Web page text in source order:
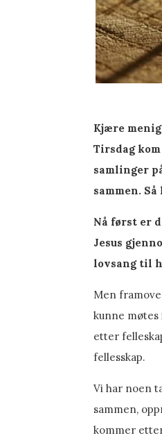
Kjære
Tirsdag
samlinger
sammen.
Nå først er
Jesus
lovsang til
Men
kunne
etter
fellesskap.
Vi har noen
sammen,
kommer